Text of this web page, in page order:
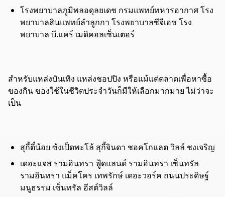
โรงพยาบาลภูมิพลอดุลยเดช กรมแพทย์ทหารอากาศ โรง
พยาบาลสินแพทย์ลำลูกกา โรงพยาบาลซีจีเอช โรง
พยาบาล บี.แคร์ เมดิคอลเซ็นเตอร์
สำหรับแหล่งบันเทิง แหล่งชอปปิง หรือแม้แต่ตลาดเพื่อหาซื้อ
ของกิน ของใช้ในชีวิตประจำวันก็มีให้เลือกมากมาย ไม่ว่าจะ
เป็น
สุกี้ตี๋น้อย ซ้งเป็ดพะโล้ สุกี้จินดา ชอคโกแลต วิลล์ ชงเจริญ
เดอะแจส รามอินทรา ฟู้ดแลนด์ รามอินทรา เซ็นทรัล
รามอินทรา แม็คโคร เทพรักษ์ เดอะวอร์ค ถนนประดิษฐ์
มนูธรรม เซ็นทรัล อีสต์วิลล์